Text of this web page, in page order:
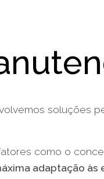
soluções
como o
adaptação às